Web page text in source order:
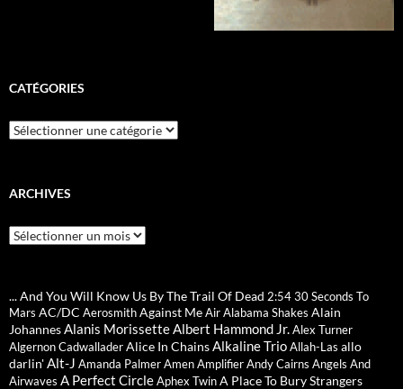
CATÉGORIES
Catégories
ARCHIVES
Archives
... And You Will Know Us By The Trail Of Dead 2:5430 Seconds To
Mars AC/DC AerosmithAgainst MeAirAlabama Shakes Alain
JohannesAlanis MorissetteAlbert Hammond Jr.Alex Turner
Algernon CadwalladerAlice In ChainsAlkaline TrioAllah-Las allo
darlin'Alt-J Amanda PalmerAmenAmplifierAndy Cairns Angels And
Airwaves A Perfect CircleAphex TwinA Place To Bury Strangers